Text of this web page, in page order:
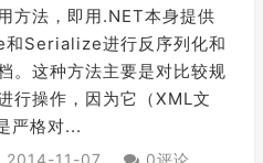
方法，即用.NET本身提供
Serialize进行反序列化和
。这种方法主要是对比较规
行操作，因为它（XML文
严格对...
2014-11-07 0评论